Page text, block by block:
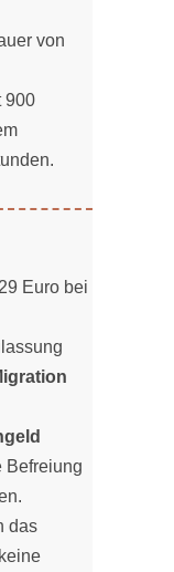
von
900
Euro bei
Befreiung
das